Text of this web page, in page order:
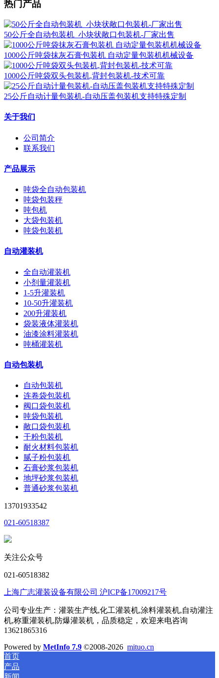
热门产品
50公斤全自动包装机_小块状敞口包装机-厂家出售
1000公斤吨袋抹灰石膏包装机 自动定量包装机机械设备
1000公斤吨袋双头包装机,背封包装机-技术可靠
25公斤自动计量包装机-自动压盖包装机支持特殊定制
关于我们
公司简介
联系我们
产品展示
吨袋全自动包装机
吨袋包装秤
吨包机
大袋包装机
吨袋包装机
自动灌装机
全自动灌装机
小剂量灌装机
1-5升灌装机
10-50升灌装机
200升灌装机
袋装液体灌装机
油漆涂料灌装机
吨桶灌装机
自动包装机
自动包装机
连卷袋包装机
阀口袋包装机
吨袋包装机
敞口袋包装机
干粉包装机
耐火材料包装机
腻子粉包装机
石膏砂浆包装机
地坪砂浆包装机
普通砂浆包装机
13701933542
021-60518387
关注公众号
021-60518382
上海广志灌装设备有限公司 沪ICP备17009217号
公司专业生产：灌装生产线,化工灌装机,涂料灌装机,自动灌注
机,称重灌装机,防爆灌装机，品质稳定，欢迎来电咨询
13621865316
Powered by MetInfo 7.9 ©2008-2026 mituo.cn
首页
产品